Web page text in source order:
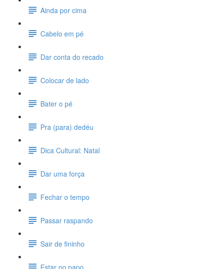
Ainda por cima
Cabelo em pé
Dar conta do recado
Colocar de lado
Bater o pé
Pra (para) dedéu
Dica Cultural: Natal
Dar uma força
Fechar o tempo
Passar raspando
Sair de fininho
Estar no papo